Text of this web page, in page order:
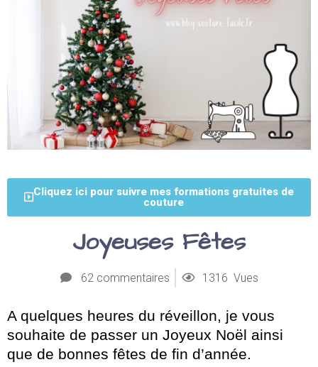
Cliquez ici pour suivre mes formations gratuites de
couture
Joyeuses Fêtes
62 commentaires 1316 Vues
A quelques heures du réveillon, je vous
souhaite de passer un Joyeux Noël ainsi
que de bonnes fêtes de fin d’année.